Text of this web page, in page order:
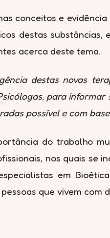
conceitos e
destas
acerca deste tema.
destas novas
para
possível e com
do trabalho
nos quais se
em
que vivem